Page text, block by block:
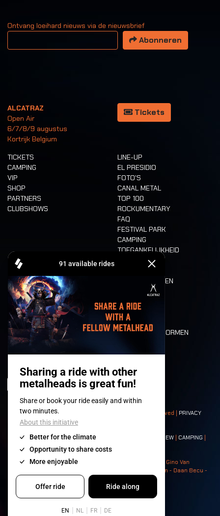
Ontvang loeihard nieuws via de nieuwsbrief
Uw email adres
Abonneren
ALCATRAZ
Open Air
6/7/8/9 augustus
Kortrijk Belgium
Tickets
TICKETS
CAMPING
VIP
SHOP
PARTNERS
CLUBSHOWS
LINE-UP
EL PRESIDIO
FOTO'S
CANAL METAL
TOP 100
ROCKUMENTARY
FAQ
FESTIVAL PARK
CAMPING
TOEGANKELIJKHEID
CASHLESS
ETEN EN DRINKEN
MOBILITEIT
LONE WOLVES
PLATTEGROND
DEATH RIDE
WAARDEN EN NORMEN
HISTORIEK
© 2008-2026- Apache Productions VZW – All rights reserved | PRIVACY
POLICY|ALGEMENE VOORWAARDEN
Contact:GENERAL| PARTNERSHIPS CREW | CAMPING |
NEIGHBOURS
Photos: Ann Kermans - Hans Van Hoof - Eliaz Bruggeman - Gino Van
Lancker - Tim Tronckoe - Elsie Roymans - Stijn Verbruggen - Daan Becu -
Claus Christa - Devid Camerlynck